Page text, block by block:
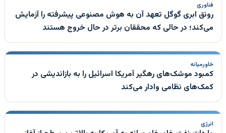
فناوری
رونق ابری گوگل تعهد آن به هوش مصنوعی پیشرفته را آزمایش
می‌کند؛ در حالی که محققان برتر در حال خروج هستند
خاورمیانه
کمبود موشک‌های رهگیر آمریکا اسرائیل را به بازاندیشی در
کمک‌های نظامی وادار می‌کند
انرژی